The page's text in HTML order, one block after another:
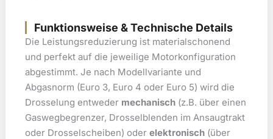
Funktionsweise & Technische Details
Die Leistungsreduzierung ist materialschonend
und perfekt auf die jeweilige Motorkonfiguration
abgestimmt. Je nach Modellvariante und
Abgasnorm (Euro 3, Euro 4 oder Euro 5) wird die
Drosselung entweder mechanisch (z.B. über einen
Gaswegbegrenzer, Drosselblenden im Ansaugtrakt
oder Drosselscheiben) oder elektronisch (über